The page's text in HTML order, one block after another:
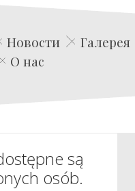
Edwin Film Agencja Aktorska
Новости
Галерея
О нас
są
osób.